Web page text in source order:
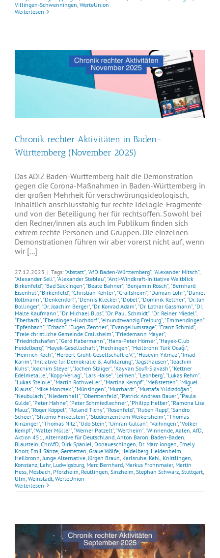
Villingen-Schwenningen, WerteUnion
Weiterlesen
Chronik rechter Aktivitäten in Baden-
Württemberg (November 2025)
Das ADIZ Baden-Württemberg hält die Demonstration
gegen die Corona-Maßnahmen in Baden-Württemberg in
der großen Mehrheit für verschwörungsideologisch,
inhaltlich anschlussfähig für rechte Idelogie-Fragmente
und von der Beteiligung her für rechtsoffen. Sowohl bei
den Redner/innen als auch im Publikum finden sich
extrem rechte Personen und Gruppen. Die einzelnen
Demonstrationen führen wir aber vorerst nicht auf, wenn
wir [...]
27.12.2025 | Tags: "Abstatt", "AfD Baden-Württemberg", "Alexander Mitsch",
"Alexander Sell", "Alexander Steblau", "Anti-Windkraft-Initiative Weitblick
Birkenfeld", "Bad Säckingen", "Beate Bahner", "Benjamin Rösch", "Bernhard
Eisenhut", "Birkenfeld", "Christian Köhler", "Crailsheim", "Damian Lohr", "Daniel
Rottmann", "Denkendorf", "Dennis Klecker", "Dobel", "Dominik Kettner", "Dr. Jan
Bollinger", "Dr. Joachim Berger", "Dr. Konrad Adam", "Dr. Lothar Gassmann", "Dr.
Malte Kaufmann", "Dr. Michael Blos", "Dr. Paul Schmidt", "Dr. Reiner Miedel",
"Eberbach", "Eberdingen-Hochdorf", "einundzwanzig Freiburg", "Emmendingen",
"Epfenbach", "Erbach", "Eugen Zentner", "Evangeliumstage", "Franz Schmid",
"Freie christliche Gemeinde Crailsheim", "Friedemann Mayer",
"Friedrichshafen", "Gerd Habermann", "Hans-Peter Hörner", "Hayek-Club
Heidelberg", "Hayek-Gesellschaft", "Hechingen", "Heilbronn Türk Ocağı",
"Heinrich Koch", "Herbert-Gruhl-Gesellschaft e.V.", "Hüseyin Yılmaz", "Imad
Karim", "Initiative für Demokratie & Aufklärung", "Jagsthausen", "Joachim
Kuhs", "Joachim Steyer", "Jochen Staiger", "Kayvan Soufi-Siavash", "Kettner
Edelmetalle", "Kopp-Verlag", "Lars Haise", "Leimen", "Leonberg", "Lukas Rehm",
"Lukas Steinle", "Martin Rothweiler", "Martina Kempf", "Meßstetten", "Miguel
Klauss", "Mike Moncsek", "Münsingen", "Murrhardt", "Mustafa Yıldızdoğan",
"Neubulach", "Niedernhall", "Oberstenfeld", "Patrick Andreas Bauer", "Paula
Gulde", "Peter Hahne", "Peter Schmiedlechner", "Philipp Helber", "Ramona Lisa
Mauz", "Roger Köppel", "Roland Tichy", "Rosenfeld", "Ruben Rupp", "Sandro
Scheer", "Shlomo Finkelstein", "Studienzentrum Weikersheim", "Thomas
Kinzinger", "Thomas Nitz", "Udo Stein", "Ümran Gülcan", "Vaihingen", "Volker
Kempf", "Walter Müller", "Werner Patzelt", "Wertheim", "Winnende Aalen AfD
Aktion 451 Alternative für Deutschland Anton Baron Baden-Baden
Blaustein ChrAfD Dirk Spaniel Donaueschingen Dr. Marc Jongen Emely
Knorr, Emil Sänze Gerstetten Graue Wölfe Heidelberg Heidenheim
Heilbronn Junge Alternative Jürgen Braun Karlsruhe Kehl Knittlingen
Konstanz Lahr, Ludwigsburg Marc Bernhard Markus Frohnmaier, Martin
Hess Mosbach Pforzheim Reutlingen Sinzheim Stephan Schwarz Stuttgart
Ulm Weinstadt WerteUnion
Weiterlesen